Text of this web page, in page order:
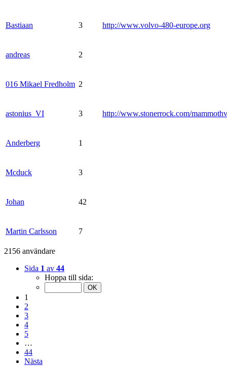
Bastiaan 3 http://www.volvo-480-europe.org
andreas 2
016 Mikael Fredholm 2
astonius_VI 3 http://www.stonerrock.com/
Anderberg 1
Mcduck 3
Johan 42
Martin Carlsson 7
2156 användare
Sida 1 av 44
Hoppa till sida:
1
2
3
4
5
…
44
Nästa